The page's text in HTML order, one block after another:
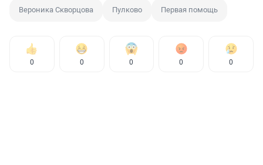
Вероника Скворцова Пулково Первая помощь
0 0 0 0 0